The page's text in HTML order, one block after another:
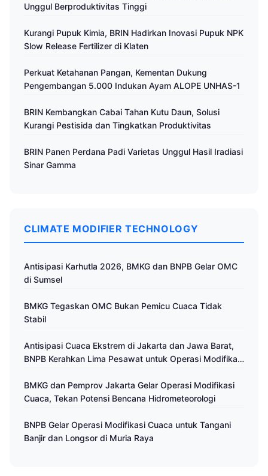
Unggul Berproduktivitas Tinggi
Kurangi Pupuk Kimia, BRIN Hadirkan Inovasi Pupuk NPK
Slow Release Fertilizer di Klaten
Perkuat Ketahanan Pangan, Kementan Dukung
Pengembangan 5.000 Indukan Ayam ALOPE UNHAS-1
BRIN Kembangkan Cabai Tahan Kutu Daun, Solusi
Kurangi Pestisida dan Tingkatkan Produktivitas
BRIN Panen Perdana Padi Varietas Unggul Hasil Iradiasi
Sinar Gamma
CLIMATE MODIFIER TECHNOLOGY
Antisipasi Karhutla 2026, BMKG dan BNPB Gelar OMC
di Sumsel
BMKG Tegaskan OMC Bukan Pemicu Cuaca Tidak
Stabil
Antisipasi Cuaca Ekstrem di Jakarta dan Jawa Barat,
BNPB Kerahkan Lima Pesawat untuk Operasi Modifikasi
BMKG dan Pemprov Jakarta Gelar Operasi Modifikasi
Cuaca, Tekan Potensi Bencana Hidrometeorologi
BNPB Gelar Operasi Modifikasi Cuaca untuk Tangani
Banjir dan Longsor di Muria Raya